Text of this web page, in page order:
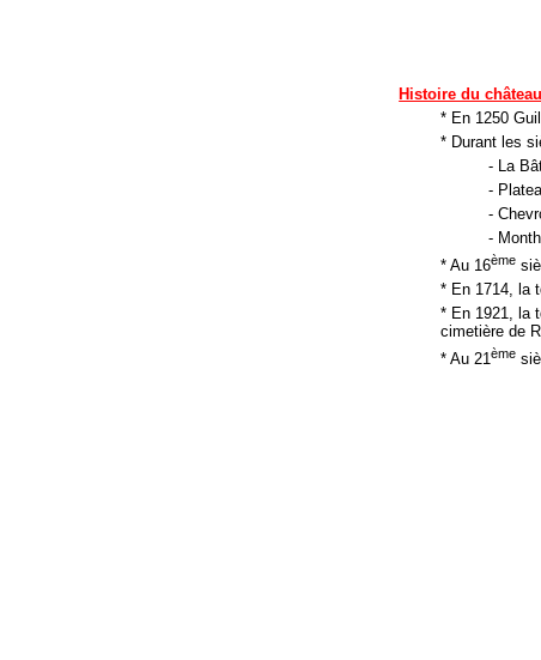
Histoire du château
* En 1250
* Durant les
- La
- Platea,
-
-
* Au 16ème
* En 1714, la
* En 1921, la
cimetière de
* Au 21ème